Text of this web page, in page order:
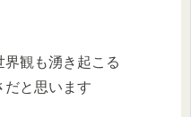
観も湧き起こる
だと思います